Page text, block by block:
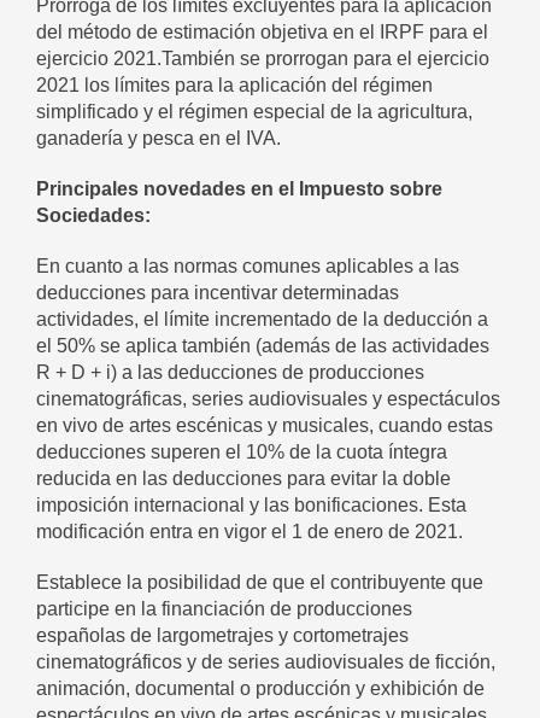
Prórroga de los límites excluyentes para la aplicación
del método de estimación objetiva en el IRPF para el
ejercicio 2021.También se prorrogan para el ejercicio
2021 los límites para la aplicación del régimen
simplificado y el régimen especial de la agricultura,
ganadería y pesca en el IVA.
Principales novedades en el Impuesto sobre
Sociedades:
En cuanto a las normas comunes aplicables a las
deducciones para incentivar determinadas
actividades, el límite incrementado de la deducción a
el 50% se aplica también (además de las actividades
R + D + i) a las deducciones de producciones
cinematográficas, series audiovisuales y espectáculos
en vivo de artes escénicas y musicales, cuando estas
deducciones superen el 10% de la cuota íntegra
reducida en las deducciones para evitar la doble
imposición internacional y las bonificaciones. Esta
modificación entra en vigor el 1 de enero de 2021.
Establece la posibilidad de que el contribuyente que
participe en la financiación de producciones
españolas de largometrajes y cortometrajes
cinematográficos y de series audiovisuales de ficción,
animación, documental o producción y exhibición de